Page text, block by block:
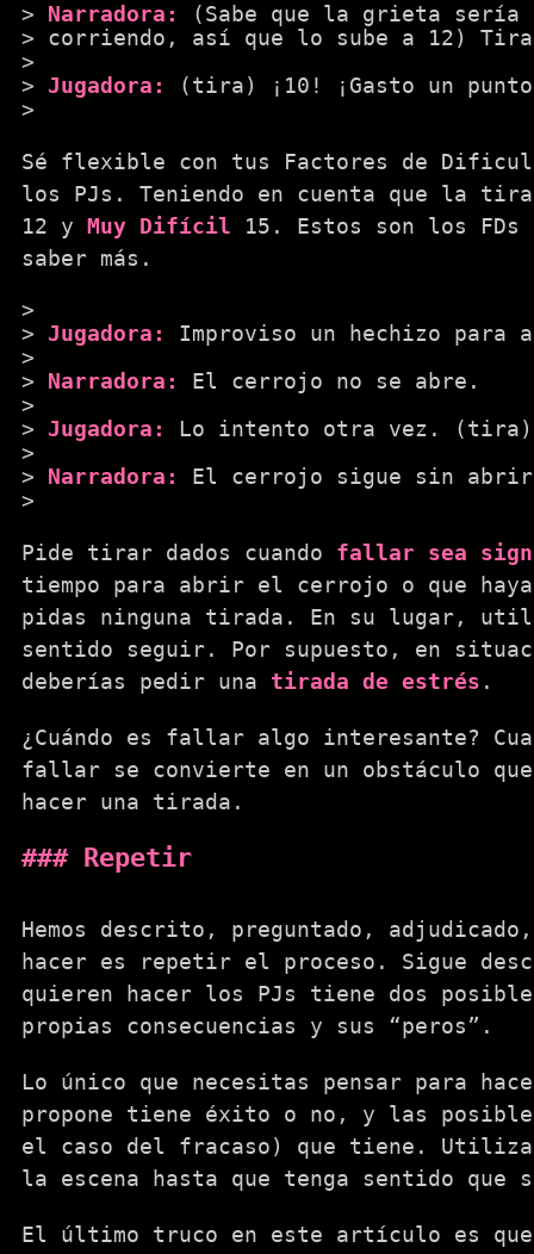
Narradora:
(Sabe que la grieta sería
corriendo, así que lo sube a 12)
Jugadora:
(tira) ¡10! ¡Gasto un
Sé flexible con tus Factores de
los PJs. Teniendo en cuenta que la
12 y Muy Difícil 15. Estos son los
saber más.
Jugadora:
Improviso un hechizo
Narradora:
El cerrojo no se abre.
Jugadora:
Lo intento otra vez.
Narradora:
El cerrojo sigue sin
Pide tirar dados cuando fallar sea
tiempo para abrir el cerrojo o que
pidas ninguna tirada. En su lugar,
sentido seguir. Por supuesto, en
deberías pedir una tirada de estrés .
¿Cuándo es fallar algo interesante?
fallar se convierte en un obstáculo
hacer una tirada.
Repetir
Hemos descrito, preguntado,
hacer es repetir el proceso. Sigue
quieren hacer los PJs tiene dos
propias consecuencias y sus “peros”.
Lo único que necesitas pensar para
propone tiene éxito o no, y las
el caso del fracaso) que tiene.
la escena hasta que tenga sentido que
El último truco en este artículo es que